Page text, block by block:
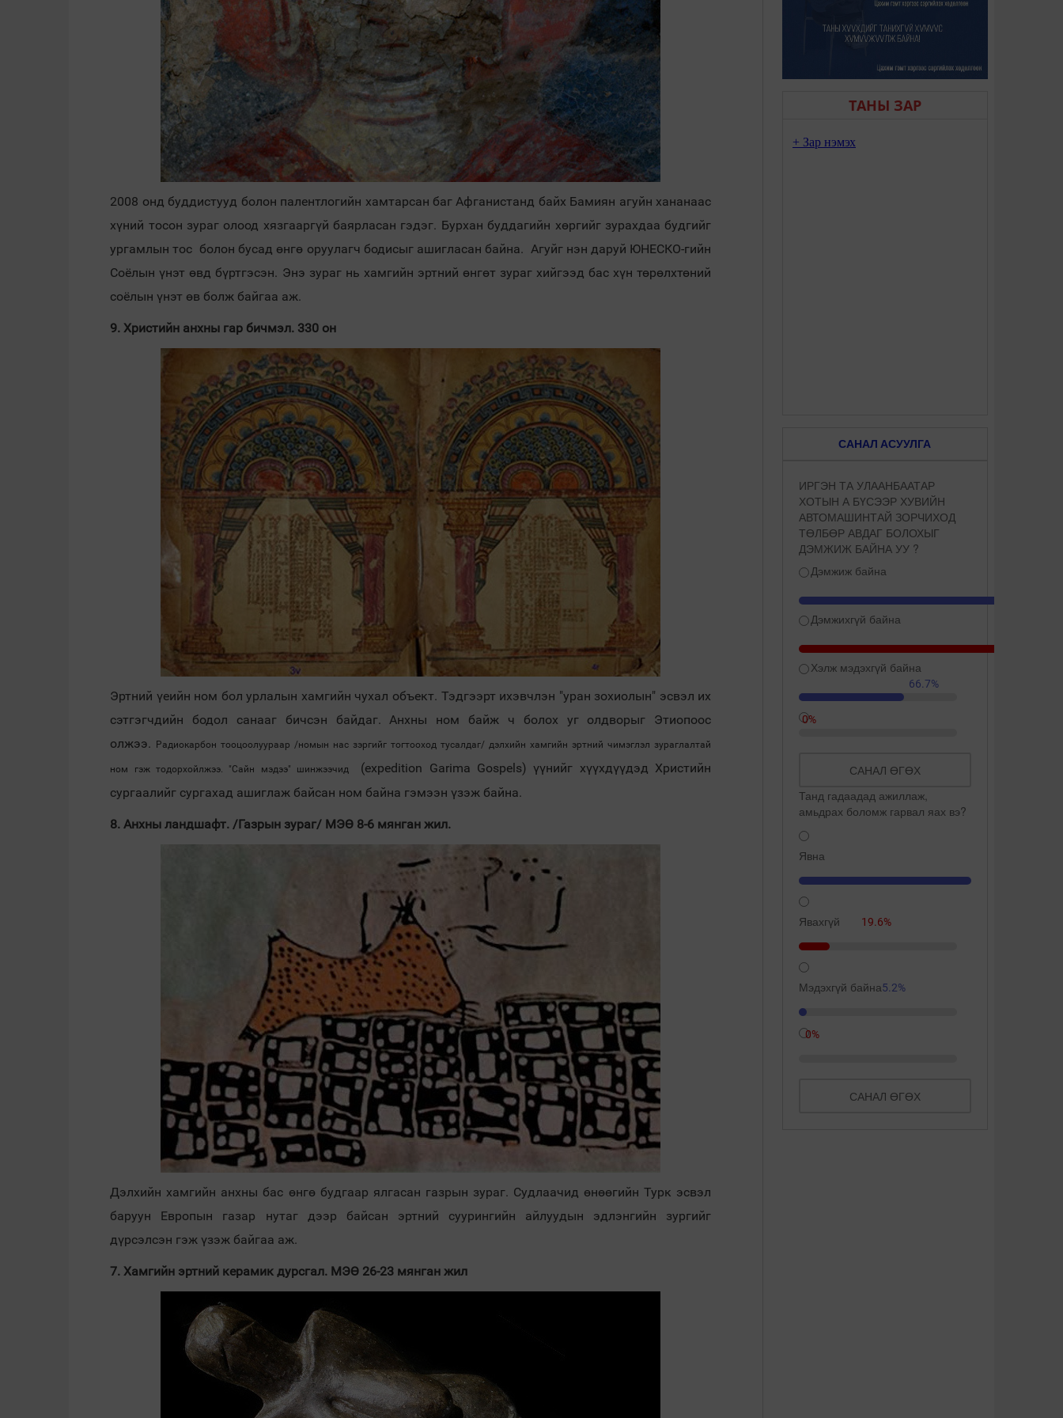
2008 онд буддистууд болон палентлогийн хамтарсан баг Афганистанд байх Бамиян агуйн хананаас
хүний тосон зураг олоод хязгааргүй баярласан гэдэг. Бурхан буддагийн хөргийг зурахдаа будгийг
ургамлын тос болон бусад өнгө оруулагч бодисыг ашигласан байна. Агуйг нэн даруй ЮНЕСКО-гийн
Соёлын үнэт өвд бүртгэсэн. Энэ зураг нь хамгийн эртний өнгөт зураг хийгээд бас хүн төрөлхтөний
соёлын үнэт өв болж байгаа аж.
9. Христийн анхны гар бичмэл. 330 он
Эртний үеийн ном бол урлалын хамгийн чухал объект. Тэдгээрт ихэвчлэн "уран зохиолын" эсвэл их
сэтгэгчдийн бодол санааг бичсэн байдаг. Анхны ном байж ч болох уг олдворыг Этиопоос
олжээ. Радиокарбон тооцоолуураар /номын нас зэргийг тогтооход тусалдаг/ дэлхийн хамгийн эртний чимэглэл зураглалтай
ном гэж тодорхойлжээ. "Сайн мэдээ" шинжээчид (expedition Garima Gospels) үүнийг хүүхдүүдэд Христийн
сургаалийг сургахад ашиглаж байсан ном байна гэмээн үзэж байна.
8. Анхны ландшафт. /Газрын зураг/ МЭӨ 8-6 мянган жил.
Дэлхийн хамгийн анхны бас өнгө будгаар ялгасан газрын зураг. Судлаачид өнөөгийн Турк эсвэл
баруун Европын газар нутаг дээр байсан эртний суурингийн айлуудын эдлэнгийн зургийг
дүрсэлсэн гэж үзэж байгаа аж.
7. Хамгийн эртний керамик дурсгал. МЭӨ 26-23 мянган жил
ТАНЫ ЗАР
САНАЛ АСУУЛГА
ИРГЭН ТА УЛААНБААТАР
ХОТЫН А БҮСЭЭР ХУВИЙН
АВТОМАШИНТАЙ ЗОРЧИХОД
ТӨЛБӨР АВДАГ БОЛОХЫГ
ДЭМЖИЖ БАЙНА УУ ?
Дэмжиж байна
Дэмжихгүй байна
Хэлж мэдэхгүй байна
66.7%
0%
САНАЛ ӨГӨХ
Танд гадаадад ажиллаж,
амьдрах боломж гарвал яах вэ?
Явна
Явахгүй 19.6%
Мэдэхгүй байна5.2%
0%
САНАЛ ӨГӨХ